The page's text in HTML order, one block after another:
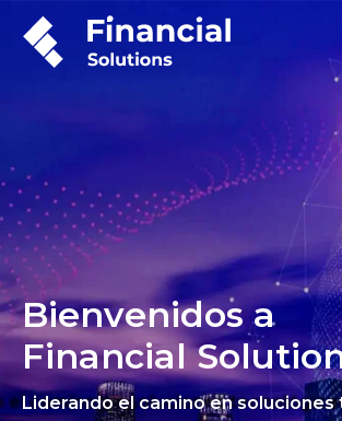
Bienvenidos a
Financial
Liderando el camino en soluciones